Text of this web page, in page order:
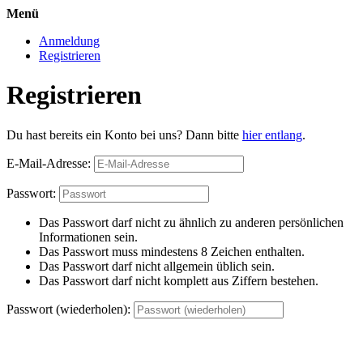
Menü
Anmeldung
Registrieren
Registrieren
Du hast bereits ein Konto bei uns? Dann bitte hier entlang.
E-Mail-Adresse:
Passwort:
Das Passwort darf nicht zu ähnlich zu anderen persönlichen
Informationen sein.
Das Passwort muss mindestens 8 Zeichen enthalten.
Das Passwort darf nicht allgemein üblich sein.
Das Passwort darf nicht komplett aus Ziffern bestehen.
Passwort (wiederholen):